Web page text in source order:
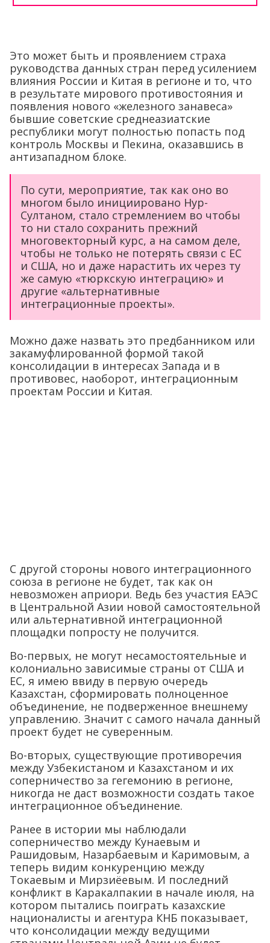
Это может быть и проявлением страха
руководства данных стран перед усилением
влияния России и Китая в регионе и то, что
в результате мирового противостояния и
появления нового «железного занавеса»
бывшие советские среднеазиатские
республики могут полностью попасть под
контроль Москвы и Пекина, оказавшись в
антизападном блоке.
По сути, мероприятие, так как оно во
многом было инициировано Нур-
Султаном, стало стремлением во чтобы
то ни стало сохранить прежний
многовекторный курс, а на самом деле,
чтобы не только не потерять связи с ЕС
и США, но и даже нарастить их через ту
же самую «тюркскую интеграцию» и
другие «альтернативные
интеграционные проекты».
Можно даже назвать это предбанником или
закамуфлированной формой такой
консолидации в интересах Запада и в
противовес, наоборот, интеграционным
проектам России и Китая.
С другой стороны нового интеграционного
союза в регионе не будет, так как он
невозможен априори. Ведь без участия ЕАЭС
в Центральной Азии новой самостоятельной
или альтернативной интеграционной
площадки попросту не получится.
Во-первых, не могут несамостоятельные и
колониально зависимые страны от США и
ЕС, я имею ввиду в первую очередь
Казахстан, сформировать полноценное
объединение, не подверженное внешнему
управлению. Значит с самого начала данный
проект будет не суверенным.
Во-вторых, существующие противоречия
между Узбекистаном и Казахстаном и их
соперничество за гегемонию в регионе,
никогда не даст возможности создать такое
интеграционное объединение.
Ранее в истории мы наблюдали
соперничество между Кунаевым и
Рашидовым, Назарбаевым и Каримовым, а
теперь видим конкуренцию между
Токаевым и Мирзиёевым. И последний
конфликт в Каракалпакии в начале июля, на
котором пытались поиграть казахские
националисты и агентура КНБ показывает,
что консолидации между ведущими